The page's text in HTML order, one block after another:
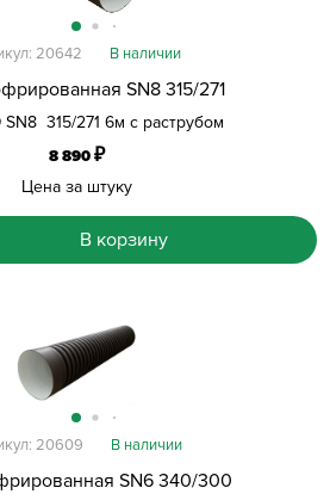
SN8 315/271
315/271 6м с раструбом
20642 В наличии
8 890₽
Цена за штуку
В корзину
SN6 340/300
20609 В наличии